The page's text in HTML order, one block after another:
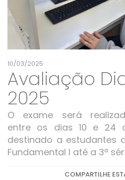
10/03/2025
Avaliação
2025
O exame será
entre os dias 10 e 24
destinado a estudantes
Fundamental I até a 3ª
COMPARTILHE